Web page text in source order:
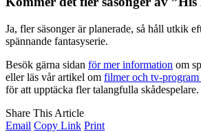
Ja, fler säsonger är planerade, så håll utkik
spännande fantasyserie.
Besök gärna sidan för mer information om
eller läs vår artikel om filmer och tv-
för att upptäcka fler talangfulla skådespelare.
Share This Article
Email Copy Link Print